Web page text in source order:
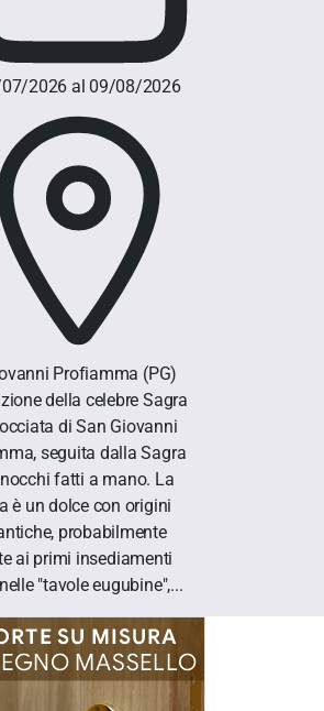
2026 al 09/08/2026
Profiamma (PG)
della celebre Sagra
di San Giovanni
seguita dalla Sagra
fatti a mano. La
è un dolce con origini
probabilmente
ai primi insediamenti
"tavole eugubine",...